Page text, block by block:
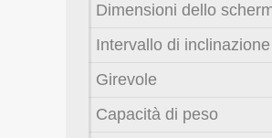
Dimensioni dello
Intervallo di inclinazione
Girevole
Capacità di peso